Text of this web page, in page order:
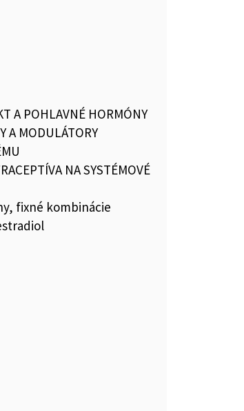
A POHLAVNÉ HORMÓNY
A MODULÁTORY
NA SYSTÉMOVÉ
fixné kombinácie